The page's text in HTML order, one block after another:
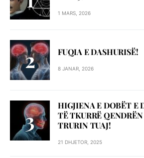
1 MARS, 2026
FUQIA E DASHURISË!
8 JANAR, 2026
HIGJIENA E DOBËT E
TË TKURRË QENDRËN
TRURIN TUAJ!
21 DHJETOR, 2025